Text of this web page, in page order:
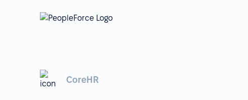
CoreHR